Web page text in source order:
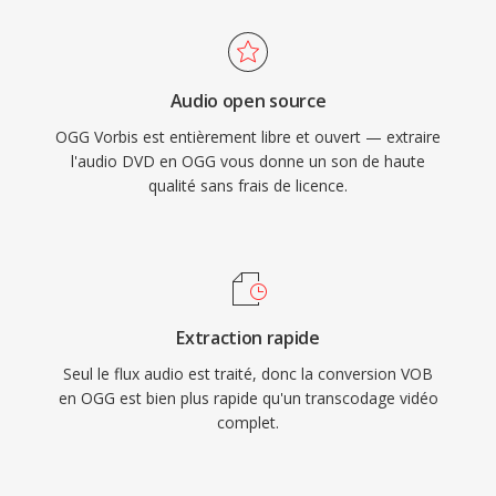
public. Bien que le streaming et les nouveaux
formats de disque aient supplanté le DVD pour
les nouveaux contenus, le VOB reste
bibliothèque de contenu DVD existant.
années comme codec de streaming principal
pour exactement cette raison. Le format gère
également la dégradation de qualité à bas débit
de manière plus elegante que de nombreux
concurrents, raison pour laquelle il reste
populaire dans les jeux vidéo où le stockage
Chrome et Android fournissent tous un
Audio open source
OGG Vorbis est entièrement libre et ouvert — extraire
l'audio DVD en OGG vous donne un son de haute
qualité sans frais de licence.
Extraction rapide
Seul le flux audio est traité, donc la conversion VOB
en OGG est bien plus rapide qu'un transcodage vidéo
complet.